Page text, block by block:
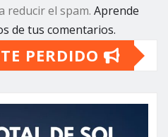
reducir el spam. Aprende
de tus comentarios.
PERDIDO